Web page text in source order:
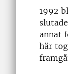
1992
annat
här